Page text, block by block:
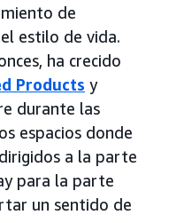
de
estilo de vida.
ha crecido
Products y
durante las
espacios donde
a la parte
para la parte
un sentido de